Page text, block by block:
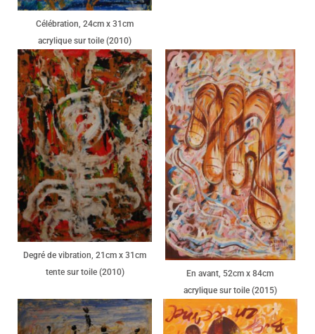
Célébration, 24cm x 31cm
acrylique sur toile (2010)
Degré de vibration, 21cm x 31cm
tente sur toile (2010)
En avant, 52cm x 84cm
acrylique sur toile (2015)